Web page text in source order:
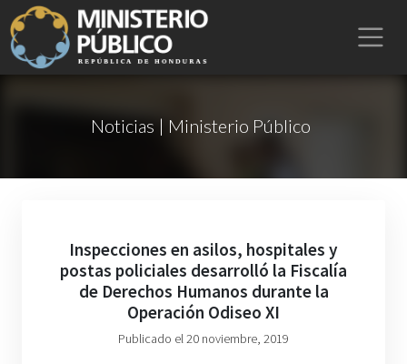
Noticias | Ministerio Público
Inspecciones en asilos, hospitales y
postas policiales desarrolló la Fiscalía
de Derechos Humanos durante la
Operación Odiseo XI
Publicado el 20 noviembre, 2019